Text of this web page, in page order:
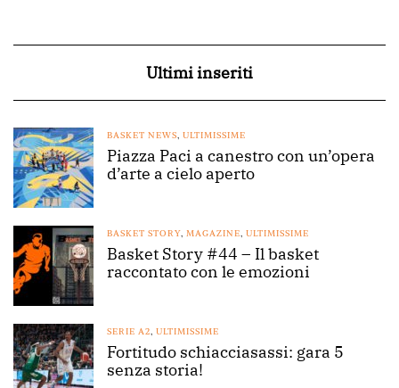
Ultimi inseriti
BASKET NEWS, ULTIMISSIME
Piazza Paci a canestro con un’opera
d’arte a cielo aperto
BASKET STORY, MAGAZINE, ULTIMISSIME
Basket Story #44 – Il basket
raccontato con le emozioni
SERIE A2, ULTIMISSIME
Fortitudo schiacciasassi: gara 5
senza storia!